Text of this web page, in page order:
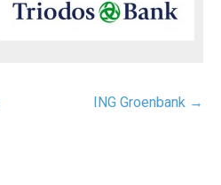
ING Groenbank →